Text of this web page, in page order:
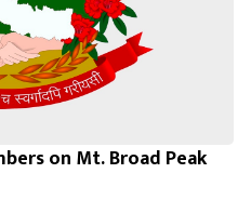
on Mt. Broad Peak